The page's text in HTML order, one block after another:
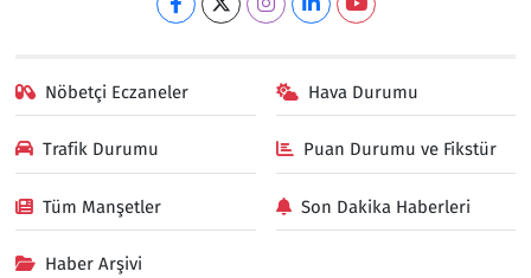
Nöbetçi Eczaneler Hava Durumu
Trafik Durumu Puan Durumu ve Fikstür
Tüm Manşetler Son Dakika Haberleri
Haber Arşivi